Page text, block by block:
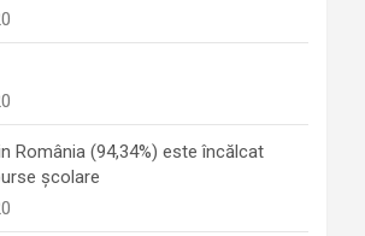
România (94,34%) este încălcat
școlare